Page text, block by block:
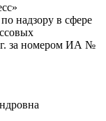
надзору в сфере
за номером ИА №